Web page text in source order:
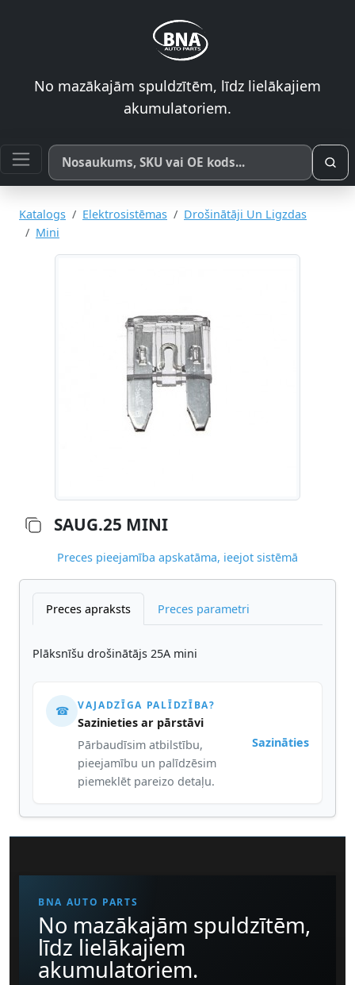
No mazākajām spuldzītēm, līdz lielākajiem
akumulatoriem.
Meklēt pēc produkta nosaukuma, SKU vai OE koda
Katalogs Elektrosistēmas
Drošinātāji Un Ligzdas
Mini
SAUG.25 MINI
Preces pieejamība apskatāma, ieejot sistēmā
Preces apraksts Preces parametri
Plāksnīšu drošinātājs 25A mini
☎ VAJADZĪGA PALĪDZĪBA?
Sazinieties ar pārstāvi
Pārbaudīsim atbilstību,
pieejamību un palīdzēsim
piemeklēt pareizo detaļu.
Sazināties
BNA AUTO PARTS
No mazākajām spuldzītēm,
līdz lielākajiem
akumulatoriem.